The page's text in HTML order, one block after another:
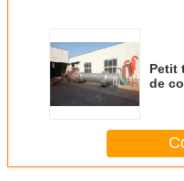
Petit
de